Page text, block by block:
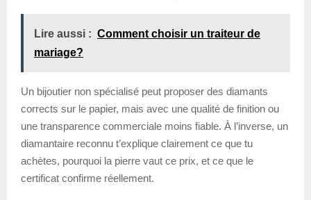
Lire aussi : Comment choisir un traiteur de
mariage?
Un bijoutier non spécialisé peut proposer des diamants
corrects sur le papier, mais avec une qualité de finition ou
une transparence commerciale moins fiable. À l’inverse, un
diamantaire reconnu t’explique clairement ce que tu
achètes, pourquoi la pierre vaut ce prix, et ce que le
certificat confirme réellement.